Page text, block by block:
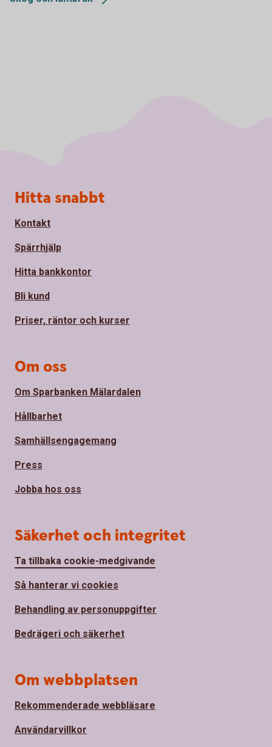
Sidfot
Hitta snabbt
Kontakt
Spärrhjälp
Hitta bankkontor
Bli kund
Priser, räntor och kurser
Om oss
Om Sparbanken Mälardalen
Hållbarhet
Samhällsengagemang
Press
Jobba hos oss
Säkerhet och integritet
Ta tillbaka cookie-medgivande
Så hanterar vi cookies
Behandling av personuppgifter
Bedrägeri och säkerhet
Om webbplatsen
Rekommenderade webbläsare
Användarvillkor